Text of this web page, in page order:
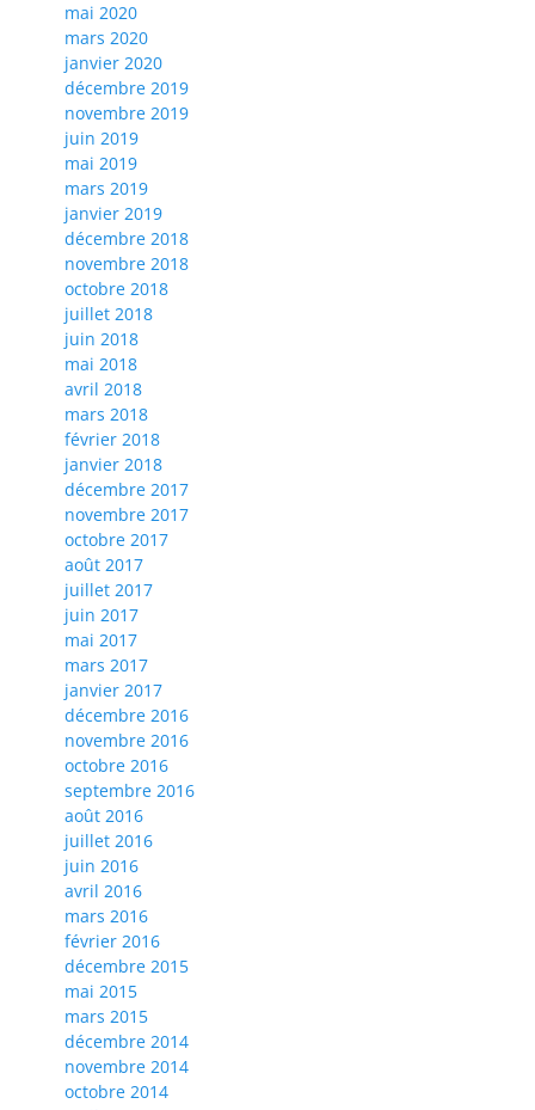
mai 2020
mars 2020
janvier 2020
décembre 2019
novembre 2019
juin 2019
mai 2019
mars 2019
janvier 2019
décembre 2018
novembre 2018
octobre 2018
juillet 2018
juin 2018
mai 2018
avril 2018
mars 2018
février 2018
janvier 2018
décembre 2017
novembre 2017
octobre 2017
août 2017
juillet 2017
juin 2017
mai 2017
mars 2017
janvier 2017
décembre 2016
novembre 2016
octobre 2016
septembre 2016
août 2016
juillet 2016
juin 2016
avril 2016
mars 2016
février 2016
décembre 2015
mai 2015
mars 2015
décembre 2014
novembre 2014
octobre 2014